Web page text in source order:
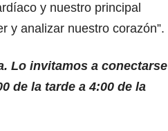
y nuestro principal
y analizar nuestro corazón”.
Lo invitamos a conectarse
de la tarde a 4:00 de la